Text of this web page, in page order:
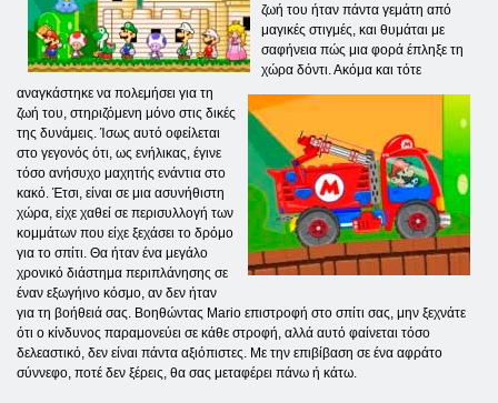
ζωή του ήταν πάντα γεμάτη από
μαγικές στιγμές, και θυμάται με
σαφήνεια πώς μια φορά έπληξε τη
χώρα δόντι. Ακόμα και τότε
αναγκάστηκε να πολεμήσει για τη
ζωή του, στηριζόμενη μόνο στις δικές
της δυνάμεις. Ίσως αυτό οφείλεται
στο γεγονός ότι, ως ενήλικας, έγινε
τόσο ανήσυχο μαχητής ενάντια στο
κακό. Έτσι, είναι σε μια ασυνήθιστη
χώρα, είχε χαθεί σε περισυλλογή των
κομμάτων που είχε ξεχάσει το δρόμο
για το σπίτι. Θα ήταν ένα μεγάλο
χρονικό διάστημα περιπλάνησης σε
έναν εξωγήινο κόσμο, αν δεν ήταν
για τη βοήθειά σας. Βοηθώντας Mario επιστροφή στο σπίτι σας, μην ξεχνάτε
ότι ο κίνδυνος παραμονεύει σε κάθε στροφή, αλλά αυτό φαίνεται τόσο
δελεαστικό, δεν είναι πάντα αξιόπιστες. Με την επιβίβαση σε ένα αφράτο
σύννεφο, ποτέ δεν ξέρεις, θα σας μεταφέρει πάνω ή κάτω.